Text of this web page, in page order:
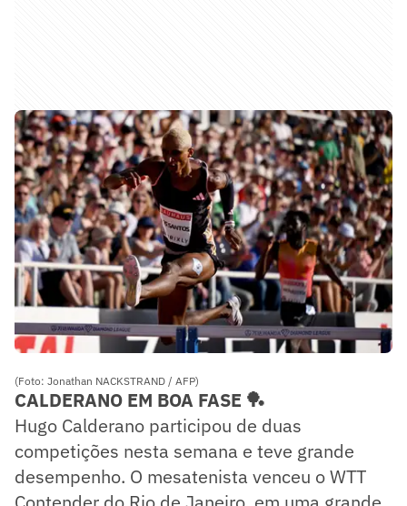
(Foto: Jonathan NACKSTRAND / AFP)
CALDERANO EM BOA FASE 🏓
Hugo Calderano participou de duas
competições nesta semana e teve grande
desempenho. O mesatenista venceu o WTT